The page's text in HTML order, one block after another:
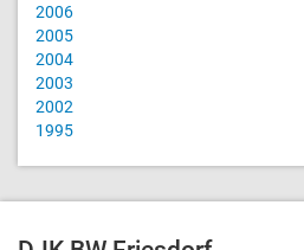
2006
2005
2004
2003
2002
1995